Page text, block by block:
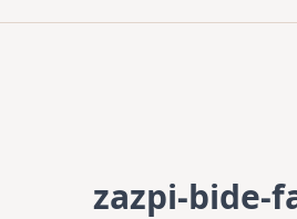
zazpi-bide-